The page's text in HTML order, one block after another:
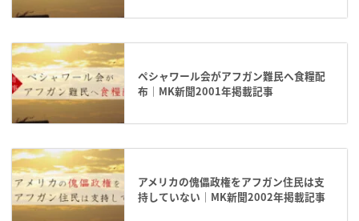
ペシャワール会がアフガン難民へ食糧配
布｜MK新聞2001年掲載記事
アメリカの傀儡政権をアフガン住民は支
持していない｜MK新聞2002年掲載記事